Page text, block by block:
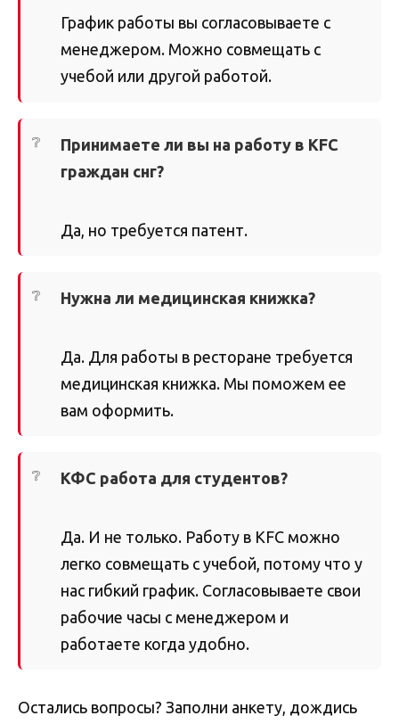
График работы вы согласовываете с
менеджером. Можно совмещать с
учебой или другой работой.
Принимаете ли вы на работу в KFC
граждан снг?
Да, но требуется патент.
Нужна ли медицинская книжка?
Да. Для работы в ресторане требуется
медицинская книжка. Мы поможем ее
вам оформить.
КФС работа для студентов?
Да. И не только. Работу в KFC можно
легко совмещать с учебой, потому что у
нас гибкий график. Согласовываете свои
рабочие часы с менеджером и
работаете когда удобно.
Остались вопросы? Заполни анкету, дождись